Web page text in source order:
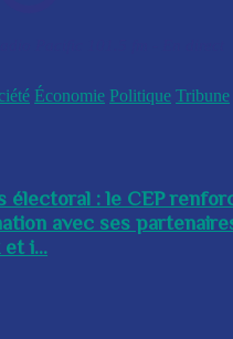
Économie Politique Tribune
électoral : le CEP
avec ses
et i...